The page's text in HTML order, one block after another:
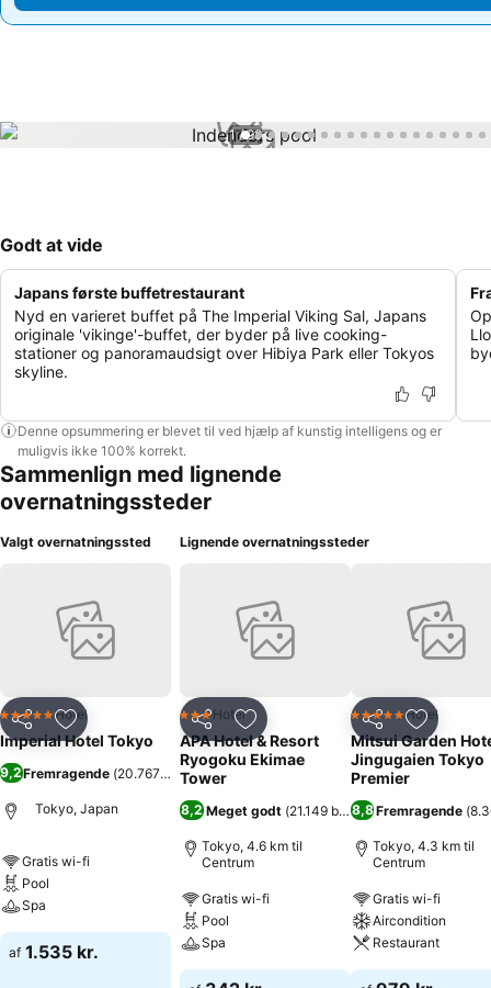
1 / 99
Godt at vide
Japans første buffetrestaurant
Nyd en varieret buffet på The Imperial Viking Sal, Japans
originale 'vikinge'-buffet, der byder på live cooking-
stationer og panoramaudsigt over Hibiya Park eller Tokyos
skyline.
Denne opsummering er blevet til ved hjælp af kunstig intelligens og er
muligvis ikke 100% korrekt.
Sammenlign med lignende
overnatningssteder
Valgt overnatningssted
Del Føj til favoritter
5 StjernerHotel
Imperial Hotel Tokyo
9,2Fremragende (20.767 bedømmelser
Tokyo, Japan
Gratis wi-fi
Pool
Spa
af 1.535 kr.
Lignende overnatningssteder
Del Føj til favoritter
3 Stjerner
Hotel
APA Hotel & Resort
Ryogoku Ekimae
Tower
8,2Meget godt (21.149 bedømmelser)
Tokyo, 4.6 km til
Centrum
Gratis wi-fi
Pool
Spa
Del Føj til
5 StjernerHotel
Mitsui Garden
Jingugaien Tokyo
Premier
8,8Fremragende (
Tokyo, 4.3 km til
Centrum
Gratis wi-fi
Aircondition
Restaurant